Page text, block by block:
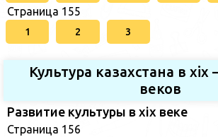
Страница 155
1 2 3
Культура казахстана в xix
веков
Развитие культуры в xix веке
Страница 156